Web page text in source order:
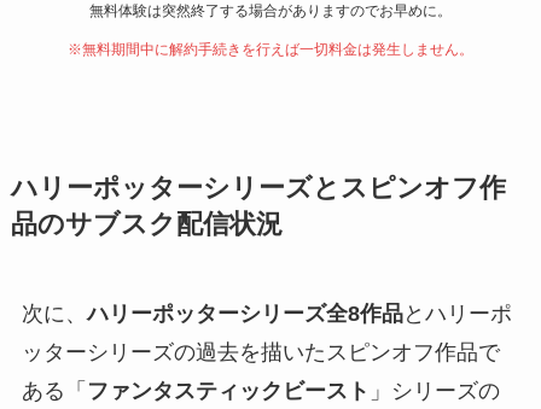
無料体験は突然終了する場合がありますのでお早めに。
※無料期間中に解約手続きを行えば一切料金は発生しません。
ハリーポッターシリーズとスピンオフ作
品のサブスク配信状況
次に、ハリーポッターシリーズ全8作品とハリーポ
ッターシリーズの過去を描いたスピンオフ作品で
ある「 ファンタスティックビースト 」シリーズの